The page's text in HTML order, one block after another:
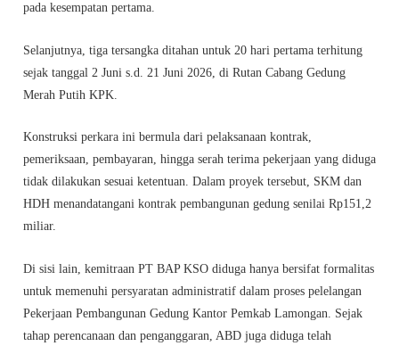
pada kesempatan pertama.
Selanjutnya, tiga tersangka ditahan untuk 20 hari pertama terhitung
sejak tanggal 2 Juni s.d. 21 Juni 2026, di Rutan Cabang Gedung
Merah Putih KPK.
Konstruksi perkara ini bermula dari pelaksanaan kontrak,
pemeriksaan, pembayaran, hingga serah terima pekerjaan yang diduga
tidak dilakukan sesuai ketentuan. Dalam proyek tersebut, SKM dan
HDH menandatangani kontrak pembangunan gedung senilai Rp151,2
miliar.
Di sisi lain, kemitraan PT BAP KSO diduga hanya bersifat formalitas
untuk memenuhi persyaratan administratif dalam proses pelelangan
Pekerjaan Pembangunan Gedung Kantor Pemkab Lamongan. Sejak
tahap perencanaan dan penganggaran, ABD juga diduga telah